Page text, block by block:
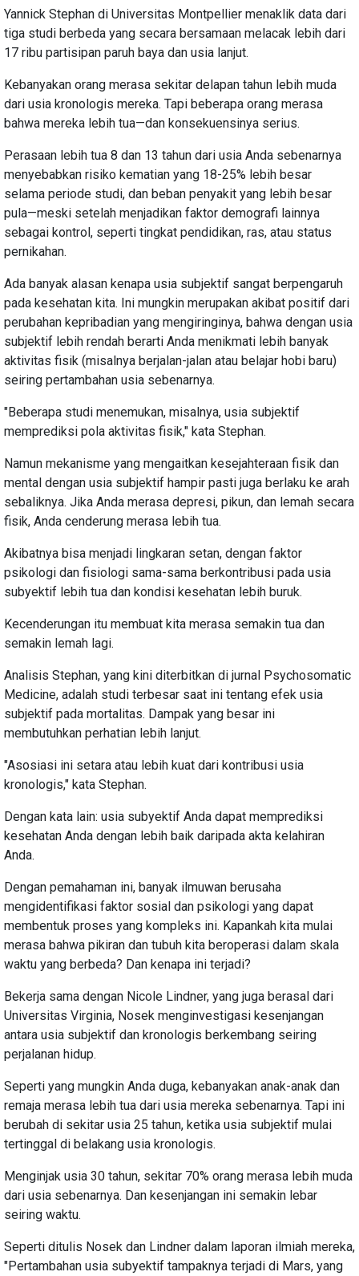
Yannick Stephan di Universitas Montpellier menaklik data dari
tiga studi berbeda yang secara bersamaan melacak lebih dari
17 ribu partisipan paruh baya dan usia lanjut.
Kebanyakan orang merasa sekitar delapan tahun lebih muda
dari usia kronologis mereka. Tapi beberapa orang merasa
bahwa mereka lebih tua—dan konsekuensinya serius.
Perasaan lebih tua 8 dan 13 tahun dari usia Anda sebenarnya
menyebabkan risiko kematian yang 18-25% lebih besar
selama periode studi, dan beban penyakit yang lebih besar
pula—meski setelah menjadikan faktor demografi lainnya
sebagai kontrol, seperti tingkat pendidikan, ras, atau status
pernikahan.
Ada banyak alasan kenapa usia subjektif sangat berpengaruh
pada kesehatan kita. Ini mungkin merupakan akibat positif dari
perubahan kepribadian yang mengiringinya, bahwa dengan usia
subjektif lebih rendah berarti Anda menikmati lebih banyak
aktivitas fisik (misalnya berjalan-jalan atau belajar hobi baru)
seiring pertambahan usia sebenarnya.
"Beberapa studi menemukan, misalnya, usia subjektif
memprediksi pola aktivitas fisik," kata Stephan.
Namun mekanisme yang mengaitkan kesejahteraan fisik dan
mental dengan usia subjektif hampir pasti juga berlaku ke arah
sebaliknya. Jika Anda merasa depresi, pikun, dan lemah secara
fisik, Anda cenderung merasa lebih tua.
Akibatnya bisa menjadi lingkaran setan, dengan faktor
psikologi dan fisiologi sama-sama berkontribusi pada usia
subyektif lebih tua dan kondisi kesehatan lebih buruk.
Kecenderungan itu membuat kita merasa semakin tua dan
semakin lemah lagi.
Analisis Stephan, yang kini diterbitkan di jurnal Psychosomatic
Medicine, adalah studi terbesar saat ini tentang efek usia
subjektif pada mortalitas. Dampak yang besar ini
membutuhkan perhatian lebih lanjut.
"Asosiasi ini setara atau lebih kuat dari kontribusi usia
kronologis," kata Stephan.
Dengan kata lain: usia subyektif Anda dapat memprediksi
kesehatan Anda dengan lebih baik daripada akta kelahiran
Anda.
Dengan pemahaman ini, banyak ilmuwan berusaha
mengidentifikasi faktor sosial dan psikologi yang dapat
membentuk proses yang kompleks ini. Kapankah kita mulai
merasa bahwa pikiran dan tubuh kita beroperasi dalam skala
waktu yang berbeda? Dan kenapa ini terjadi?
Bekerja sama dengan Nicole Lindner, yang juga berasal dari
Universitas Virginia, Nosek menginvestigasi kesenjangan
antara usia subjektif dan kronologis berkembang seiring
perjalanan hidup.
Seperti yang mungkin Anda duga, kebanyakan anak-anak dan
remaja merasa lebih tua dari usia mereka sebenarnya. Tapi ini
berubah di sekitar usia 25 tahun, ketika usia subjektif mulai
tertinggal di belakang usia kronologis.
Menginjak usia 30 tahun, sekitar 70% orang merasa lebih muda
dari usia sebenarnya. Dan kesenjangan ini semakin lebar
seiring waktu.
Seperti ditulis Nosek dan Lindner dalam laporan ilmiah mereka,
"Pertambahan usia subyektif tampaknya terjadi di Mars, yang